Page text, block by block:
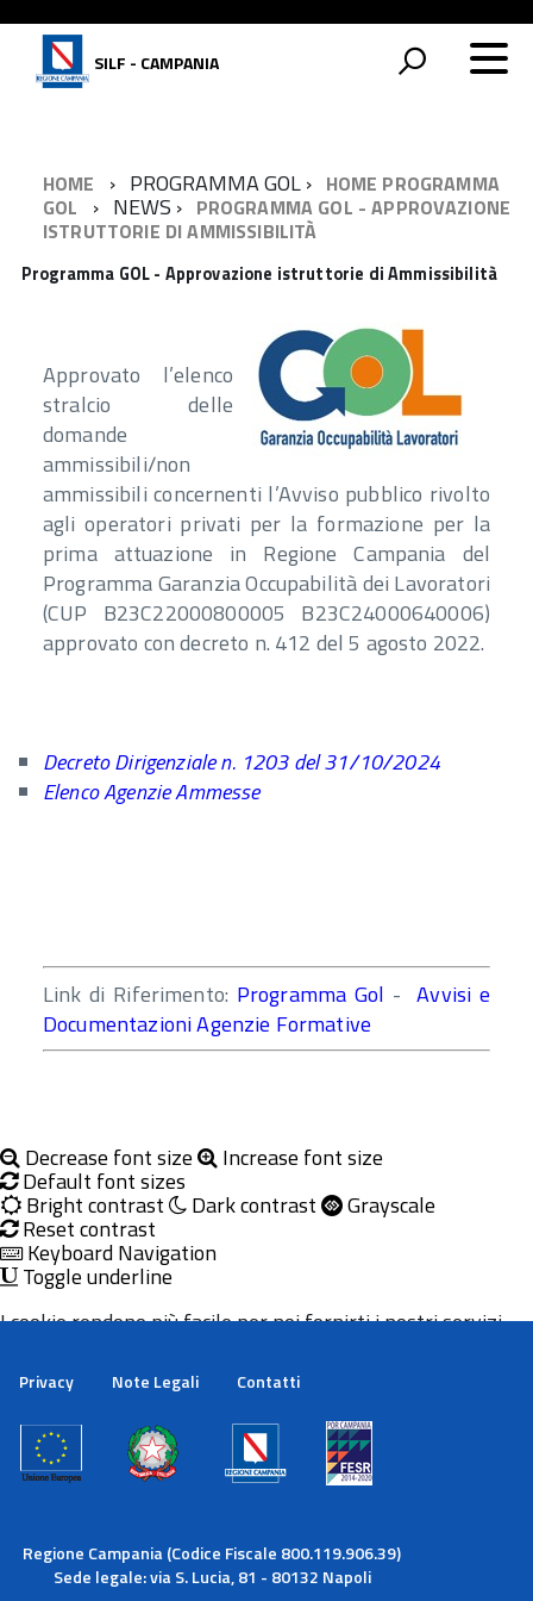
SILF - CAMPANIA
HOME PROGRAMMA GOL
HOME PROGRAMMA
GOL
NEWS
PROGRAMMA GOL - APPROVAZIONE
ISTRUTTORIE DI AMMISSIBILITÀ
Programma GOL - Approvazione istruttorie di Ammissibilità
Approvato l’elenco
stralcio delle
domande
ammissibili/non
ammissibili concernenti l’Avviso pubblico rivolto
agli operatori privati per la formazione per la
prima attuazione in Regione Campania del
Programma Garanzia Occupabilità dei Lavoratori
(CUP B23C22000800005 B23C24000640006)
approvato con decreto n. 412 del 5 agosto 2022.
Decreto Dirigenziale n. 1203 del 31/10/2024
Elenco Agenzie Ammesse
Link di Riferimento: Programma Gol -Avvisi e
Documentazioni Agenzie Formative
Decrease font size Increase font size
Default font sizes
Bright contrast Dark contrast Grayscale
Reset contrast
Keyboard Navigation
Toggle underline
Privacy Note Legali Contatti
Regione Campania (Codice Fiscale 800.119.906.39)
Sede legale: via S. Lucia, 81 - 80132 Napoli
I cookie rendono più facile per noi fornirti i nostri servizi.
cookie.
Maggiori informazioni